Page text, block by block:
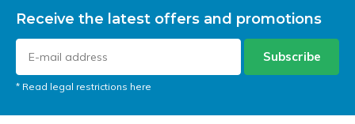
Receive the latest offers and promotions
Subscribe
* Read legal restrictions here